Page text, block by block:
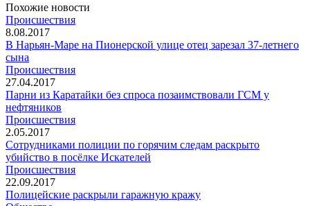
Похожие новости
Происшествия
8.08.2017
В Нарьян-Маре на Пионерской улице отец зарезал 37-летнего
сына
Происшествия
27.04.2017
Парни из Каратайки без спроса позаимствовали ГСМ у
нефтяников
Происшествия
2.05.2017
Сотрудниками полиции по горячим следам раскрыто
убийство в посёлке Искателей
Происшествия
22.09.2017
Полицейские раскрыли гаражную кражу